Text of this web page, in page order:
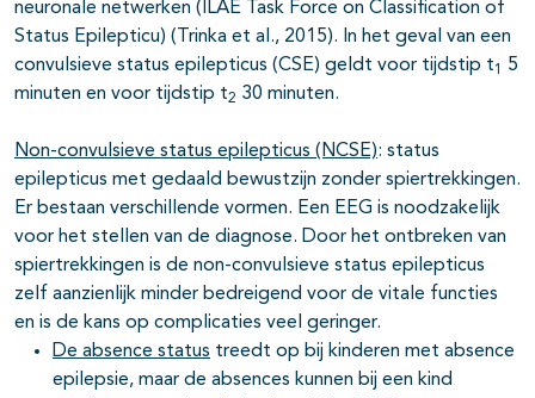
neuronale netwerken (ILAE Task Force on Classification of
Status Epilepticu) (Trinka et al., 2015). In het geval van een
convulsieve status epilepticus (CSE) geldt voor tijdstip t1
5
minuten en voor tijdstip t2 30 minuten.
Non-convulsieve status epilepticus (NCSE): status
epilepticus met gedaald bewustzijn zonder spiertrekkingen.
Er bestaan verschillende vormen. Een EEG is noodzakelijk
voor het stellen van de diagnose. Door het ontbreken van
spiertrekkingen is de non-convulsieve status epilepticus
zelf aanzienlijk minder bedreigend voor de vitale functies
en is de kans op complicaties veel geringer.
De absence status treedt op bij kinderen met absence
epilepsie, maar de absences kunnen bij een kind